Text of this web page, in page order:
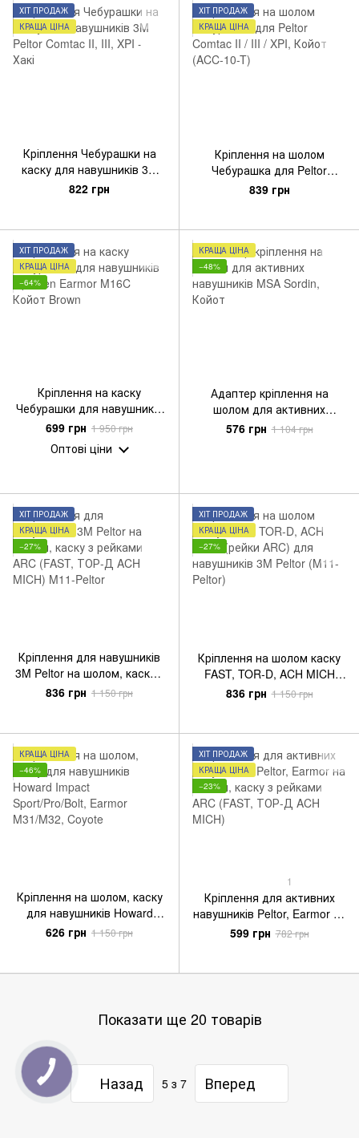
ХІТ ПРОДАЖ
КРАЩА ЦІНА
Кріплення Чебурашки на
каску для навушників 3M
Peltor Comtac II, III, XPI -
Хакі
822 грн
ХІТ ПРОДАЖ
КРАЩА ЦІНА
Кріплення на шолом
Чебурашка для Peltor
Comtac II / III / XPI, Койот
(ACC-10-T)
839 грн
ХІТ ПРОДАЖ
КРАЩА ЦІНА
−64%
Кріплення на каску
Чебурашки для навушників
Opsmen Earmor M16C
Койот Brown
699 грн 1 950 грн
Оптові ціни
КРАЩА ЦІНА
−48%
Адаптер кріплення на
шолом для активних
навушників MSA Sordin,
576 грн 1 104 грн
ХІТ ПРОДАЖ
КРАЩА ЦІНА
−27%
Кріплення для навушників
3M Peltor на шолом, каску з
рейками ARC (FAST, ТОР-Д
836 грн 1 150 грн
ХІТ ПРОДАЖ
КРАЩА ЦІНА
−27%
Кріплення на шолом каску
FAST, TOR-D, ACH MICH
(рейки ARC) для навушників
3M Peltor (M11-Peltor)
836 грн 1 150 грн
КРАЩА ЦІНА
−46%
Кріплення на шолом, каску
для навушників Howard
Impact Sport/Pro/Bolt, Earmor
M31/M32, Coyote
626 грн 1 150 грн
ХІТ ПРОДАЖ
КРАЩА ЦІНА
−23%
1
Кріплення для активних
навушників Peltor, Earmor на
шолом, каску з рейками
ARC (FAST, ТОР-Д ACH
599 грн 782 грн
Показати ще 20 товарів
Назад 5 з 7 Вперед